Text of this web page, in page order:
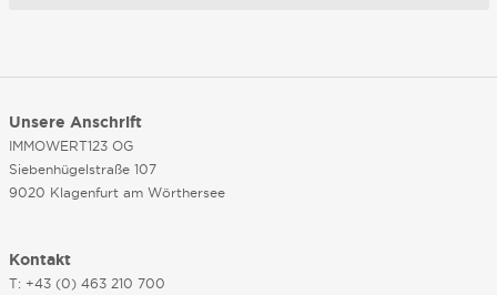
Unsere Anschrift
IMMOWERT123 OG
Siebenhügelstraße 107
9020 Klagenfurt am Wörthersee
Kontakt
T: +43 (0) 463 210 700